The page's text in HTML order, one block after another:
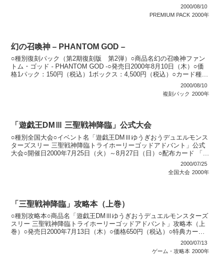
2000/08/10
PREMIUM PACK 2000年
幻の召喚神 – PHANTOM GOD –
○種別復刻パック（第2期復刻版 第2弾）○商品名幻の召喚神ファン
トム・ゴッド - PHANTOM GOD -○発売日2000年8月10日（木）○価
格1パック：150円（税込）1ボックス：4,500円（税込）○カード種類
2000/08/10
複刻パック 2000年
「遊戯王DMⅢ 三聖戦神降臨」公式大会
○種別全国大会○イベント名「遊戯王DMⅢゆうぎおうデュエルモンス
ターズスリー 三聖戦神降臨トライホーリーゴッドアドバント」公式
大会○開催日2000年7月25日（火）～8月27日（日）○配布カード 「ブ
2000/07/25
全国大会 2000年
「三聖戦神降臨」攻略本（上巻）
○種別攻略本○商品名「遊戯王DMⅢゆうぎおうデュエルモンスターズ
スリー 三聖戦神降臨トライホーリーゴッドアドバント」攻略本（上
巻）○発売日2000年7月13日（木）○価格650円（税込）○特典カード
2000/07/13
ゲーム・攻略本 2000年